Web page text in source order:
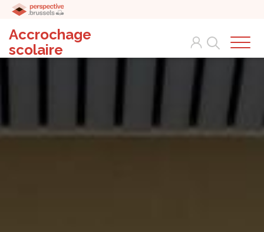
Accrochage
scolaire
Search